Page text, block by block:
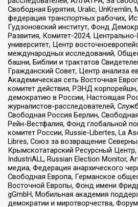
Свободная Бурятия, Uralic,
федерация транспортных рабочих,
Гудзоновский институт, Фонд
Развития, Комитет-2024,
университет, Центр
международных исследований,
башни, Библии и трактатов
Гражданский Совет, Центр анализа
Академическая сеть Восточная
комитет действия, РЭНД
демократию в России, Настоящая
журналистов-расследователей,
Свободная Россия Берлин,
Рейн-Вестфалия, Фонд глобальной
комитет России, Russie-Libertes, La
Libres, Союз за возвращение
Крымскотатарский Ресурсный
IndustriALL, Russian Election Monitor,
медиа, Федерация анархического
Свободная Европа, Германское
Восточной Европы, Фонд имени
gGmbH, Мобильная академия
демократии и миротворчества,